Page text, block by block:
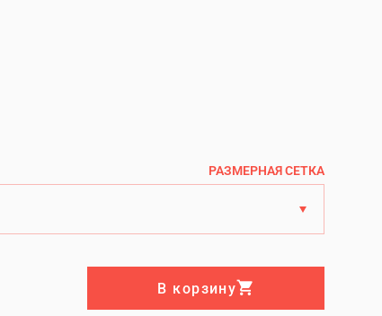
РАЗМЕРНАЯ СЕТКА
В корзину